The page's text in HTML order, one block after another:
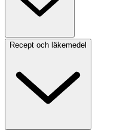
Recept och läkemedel